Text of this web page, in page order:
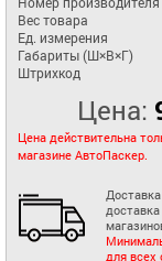
Вес товара
Ед. измерения
Габариты (Ш×В×Г)
Штрихкод
Цена:
Цена действительна
магазине АвтоПаскер.
для всех